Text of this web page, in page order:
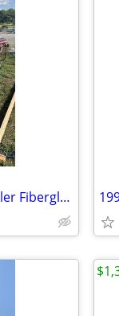
16 foot Ranger Bass boat with Trailer Fiberglass 1975